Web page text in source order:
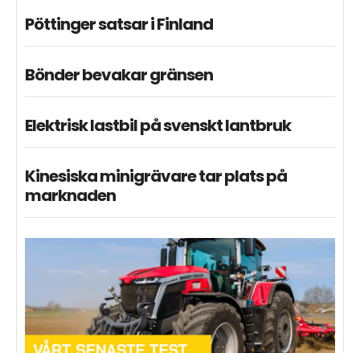
Pöttinger satsar i Finland
Bönder bevakar gränsen
Elektrisk lastbil på svenskt lantbruk
Kinesiska minigrävare tar plats på
marknaden